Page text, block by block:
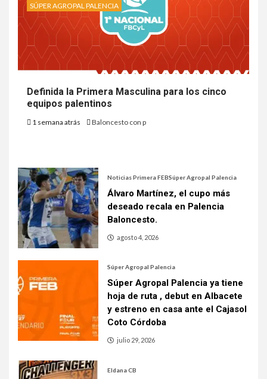
SÚPER AGROPAL PALENCIA
Definida la Primera Masculina para los cinco
equipos palentinos
1 semana atrás Baloncesto con p
Noticias Primera FEBSúper Agropal Palencia
Álvaro Martínez, el cupo más
deseado recala en Palencia
Baloncesto.
agosto 4, 2026
Súper Agropal Palencia
Súper Agropal Palencia ya tiene
hoja de ruta , debut en Albacete
y estreno en casa ante el Cajasol
Coto Córdoba
julio 29, 2026
Eldana CB